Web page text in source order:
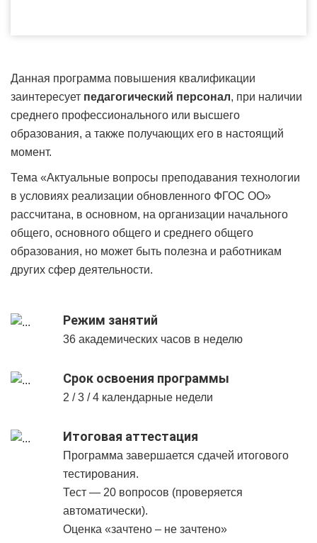
Данная программа повышения квалификации
заинтересует педагогический персонал, при наличии
среднего профессионального или высшего
образования, а также получающих его в настоящий
момент.
Тема «Актуальные вопросы преподавания технологии
в условиях реализации обновленного ФГОС ОО»
рассчитана, в основном, на организации начального
общего, основного общего и среднего общего
образования, но может быть полезна и работникам
других сфер деятельности.
Режим занятий
36 академических часов в неделю
Срок освоения программы
2 / 3 / 4 календарные недели
Итоговая аттестация
Программа завершается сдачей итогового
тестирования.
Тест — 20 вопросов (проверяется
автоматически).
Оценка «зачтено – не зачтено»